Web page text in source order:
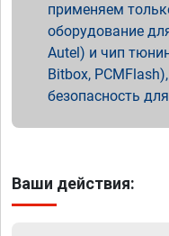
применяем
оборудование
Autel) и чип
Bitbox,
безопасность
Ваши действия: